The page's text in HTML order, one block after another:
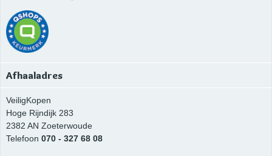
Afhaaladres
VeiligKopen
Hoge Rijndijk 283
2382 AN Zoeterwoude
Telefoon 070 - 327 68 08